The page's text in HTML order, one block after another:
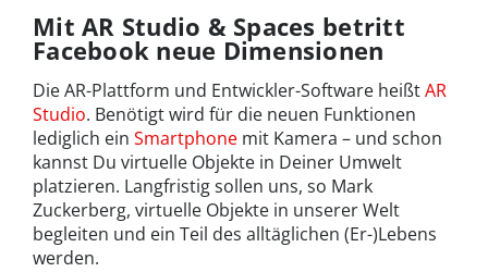
Mit AR Studio & Spaces betritt
Facebook neue Dimensionen
Die AR-Plattform und Entwickler-Software heißtAR
Studio. Benötigt wird für die neuen Funktionen
lediglich ein Smartphone mit Kamera – und schon
kannst Du virtuelle Objekte in Deiner Umwelt
platzieren. Langfristig sollen uns, so Mark
Zuckerberg, virtuelle Objekte in unserer Welt
begleiten und ein Teil des alltäglichen (Er-)Lebens
werden.